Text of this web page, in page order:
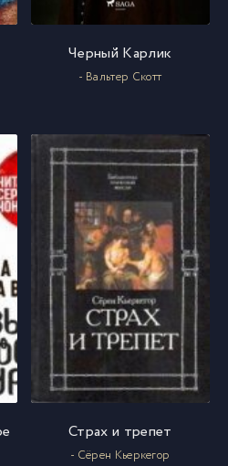
Черный Карлик
- Вальтер Скотт
Страх и трепет
- Сёрен Кьеркегор